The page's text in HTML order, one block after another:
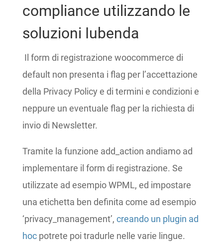
compliance utilizzando le
soluzioni Iubenda
Il form di registrazione woocommerce di
default non presenta i flag per l’accettazione
della Privacy Policy e di termini e condizioni e
neppure un eventuale flag per la richiesta di
invio di Newsletter.
Tramite la funzione add_action andiamo ad
implementare il form di registrazione. Se
utilizzate ad esempio WPML, ed impostare
una etichetta ben definita come ad esempio
‘privacy_management’, creando un plugin ad
hoc potrete poi tradurle nelle varie lingue.